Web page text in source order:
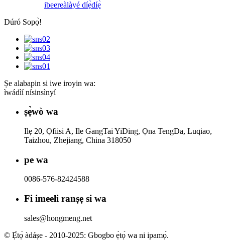
ibeereàlàyé díẹ̀díẹ̀
Dúró Sopọ̀!
Ṣe alabapin si iwe iroyin wa:
ìwádìí nísinsìnyí
ṣẹ̀wò wa
Ilẹ 20, Ọfiisi A, Ile GangTai YiDing, Ọna TengDa, Luqiao,
Taizhou, Zhejiang, China 318050
pe wa
0086-576-82424588
Fi imeeli ranṣẹ si wa
sales@hongmeng.net
© Ẹ̀tọ́ àdáṣe - 2010-2025: Gbogbo ẹ̀tọ́ wa ni ipamọ́.